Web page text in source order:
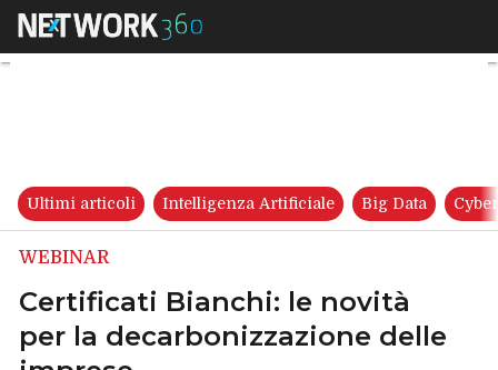
Certificati Bianchi: le novità
Ultimi articoli Intelligenza Artificiale Big Data
WEBINAR
Certificati Bianchi: le novità
per la decarbonizzazione delle